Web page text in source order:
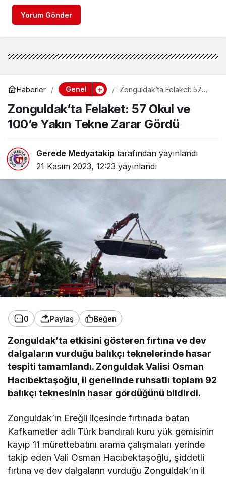
Yorum Gönder
Haberler Genel
Zonguldak’ta Felaket: 57
Zarar Gördü
Zonguldak’ta Felaket: 57 Okul ve
100’e Yakın Tekne Zarar Gördü
Gerede Medyatakip tarafından yayınlandı
21 Kasım 2023, 12:23 yayınlandı
0 Paylaş Beğen
Zonguldak’ta etkisini gösteren fırtına ve dev
dalgaların vurduğu balıkçı teknelerinde hasar
tespiti tamamlandı. Zonguldak Valisi Osman
Hacıbektaşoğlu, il genelinde ruhsatlı toplam 92
balıkçı teknesinin hasar gördüğünü bildirdi.
Zonguldak’ın Ereğli ilçesinde fırtınada batan
Kafkametler adlı Türk bandıralı kuru yük gemisinin
kayıp 11 mürettebatını arama çalışmaları yerinde
takip eden Vali Osman Hacıbektaşoğlu, şiddetli
fırtına ve dev dalgaların vurduğu Zonguldak’ın il